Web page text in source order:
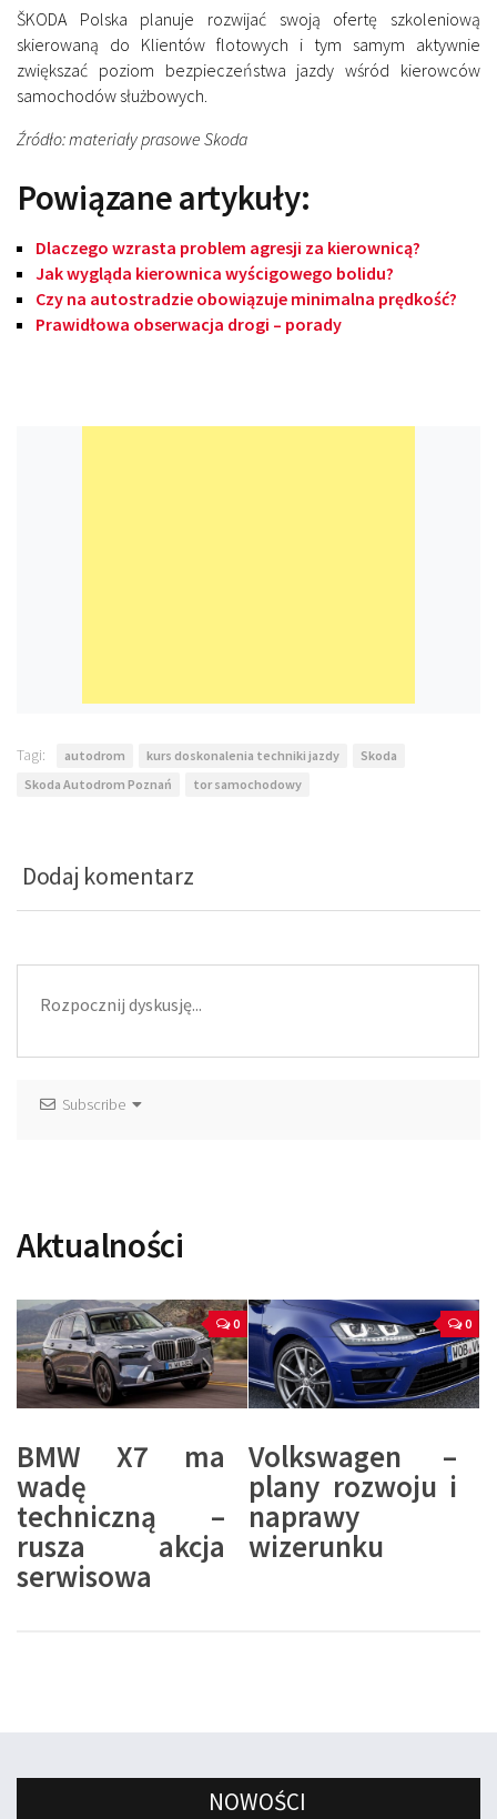
ŠKODA Polska planuje rozwijać swoją ofertę szkoleniową
skierowaną do Klientów flotowych i tym samym aktywnie
zwiększać poziom bezpieczeństwa jazdy wśród kierowców
samochodów służbowych.
Źródło: materiały prasowe Skoda
Powiązane artykuły:
Dlaczego wzrasta problem agresji za kierownicą?
Jak wygląda kierownica wyścigowego bolidu?
Czy na autostradzie obowiązuje minimalna prędkość?
Prawidłowa obserwacja drogi – porady
Tagi: autodrom kurs doskonalenia techniki jazdy
Skoda
Skoda Autodrom Poznań
tor samochodowy
Dodaj komentarz
Subscribe
Aktualności
0
BMW X7 ma
wadę
techniczną –
rusza akcja
serwisowa
0
Volkswagen –
plany rozwoju i
naprawy
wizerunku
NOWOŚCI